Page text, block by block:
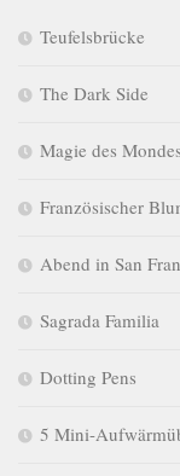
Teufelsbrücke
The Dark Side
Magie des Mondes
Französischer
Abend in San
Sagrada Familia
Dotting Pens
5 Mini-